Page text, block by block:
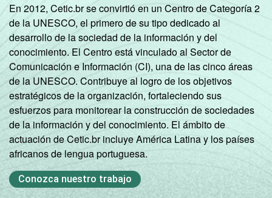
Mais de 5 SM até 10
SM
Mais de 10 SM
Não tem renda
Não sabe 58
Não respondeu 71
CLASSE
SOCIAL
En 2012, Cetic.br se convirtió en un Centro de Categoría 2
de la UNESCO, el primero de su tipo dedicado al
desarrollo de la sociedad de la información y del
conocimiento. El Centro está vinculado al Sector de
Comunicación e Información (CI), una de las cinco áreas
de la UNESCO. Contribuye al logro de los objetivos
estratégicos de la organización, fortaleciendo sus
esfuerzos para monitorear la construcción de sociedades
de la información y del conocimiento. El ámbito de
actuación de Cetic.br incluye América Latina y los países
africanos de lengua portuguesa.
Conozca nuestro trabajo